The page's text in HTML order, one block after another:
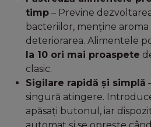
timp – Previne
bacteriilor, menține
deteriorarea. Alimentele
la 10 ori mai proaspete
clasic.
Sigilare rapidă și simplă
singură atingere.
apăsați butonul, iar